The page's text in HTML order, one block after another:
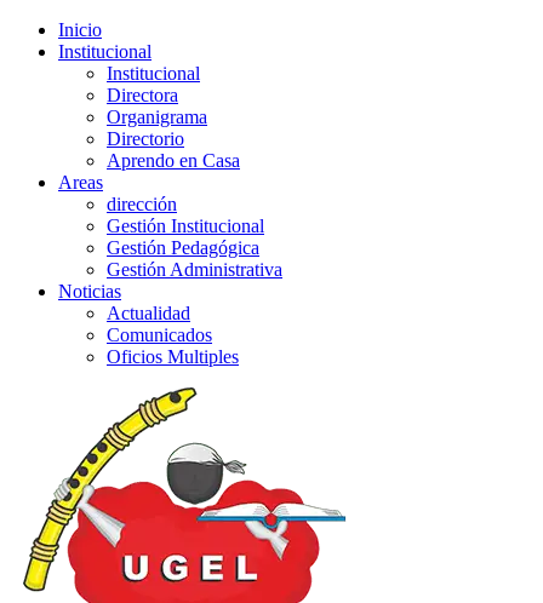
Inicio
Institucional
Institucional
Directora
Organigrama
Directorio
Aprendo en Casa
Areas
dirección
Gestión Institucional
Gestión Pedagógica
Gestión Administrativa
Noticias
Actualidad
Comunicados
Oficios Multiples